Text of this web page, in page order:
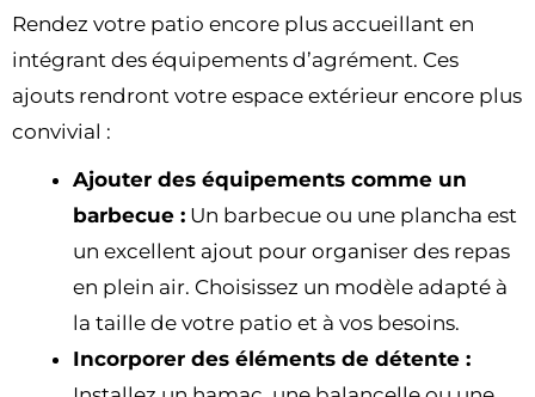
Rendez votre patio encore plus accueillant en
intégrant des équipements d’agrément. Ces
ajouts rendront votre espace extérieur encore plus
convivial :
Ajouter des équipements comme un
barbecue : Un barbecue ou une plancha est
un excellent ajout pour organiser des repas
en plein air. Choisissez un modèle adapté à
la taille de votre patio et à vos besoins.
Incorporer des éléments de détente :